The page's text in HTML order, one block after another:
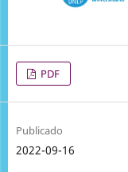
PDF
Publicado
2022-09-16